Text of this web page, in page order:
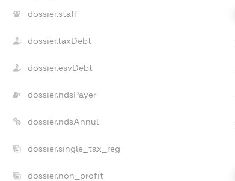
dossier.staff
dossier.taxDebt
dossier.esvDebt
dossier.ndsPayer
dossier.ndsAnnul
dossier.single_tax_reg
dossier.non_profit